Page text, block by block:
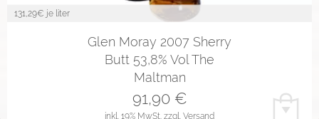
131,29€ je liter
Glen Moray 2007 Sherry
Butt 53,8% Vol The
Maltman
inkl. 19% MwSt. zzgl. Versand
91,90€